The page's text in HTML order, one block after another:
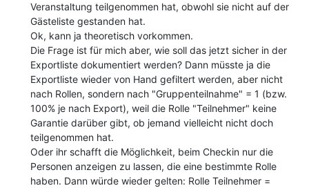
Veranstaltung teilgenommen hat, obwohl sie nicht auf der
Gästeliste gestanden hat.
Ok, kann ja theoretisch vorkommen.
Die Frage ist für mich aber, wie soll das jetzt sicher in der
Exportliste dokumentiert werden? Dann müsste ja die
Exportliste wieder von Hand gefiltert werden, aber nicht
nach Rollen, sondern nach "Gruppenteilnahme" = 1 (bzw.
100% je nach Export), weil die Rolle "Teilnehmer" keine
Garantie darüber gibt, ob jemand vielleicht nicht doch
teilgenommen hat.
Oder ihr schafft die Möglichkeit, beim Checkin nur die
Personen anzeigen zu lassen, die eine bestimmte Rolle
haben. Dann würde wieder gelten: Rolle Teilnehmer =